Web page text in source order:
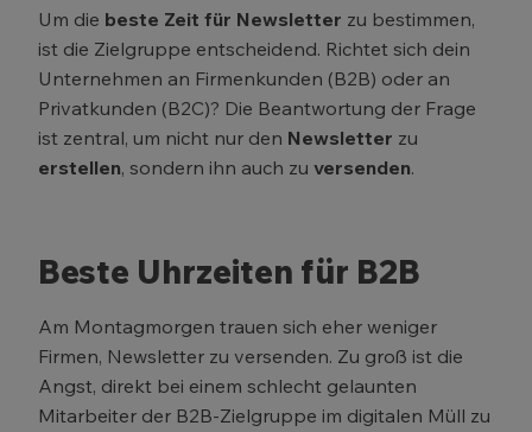
Um die beste Zeit für Newsletter zu bestimmen,
ist die Zielgruppe entscheidend. Richtet sich dein
Unternehmen an Firmenkunden (B2B) oder an
Privatkunden (B2C)? Die Beantwortung der Frage
ist zentral, um nicht nur den Newsletter zu
erstellen, sondern ihn auch zu versenden.
Beste Uhrzeiten für B2B
Am Montagmorgen trauen sich eher weniger
Firmen, Newsletter zu versenden. Zu groß ist die
Angst, direkt bei einem schlecht gelaunten
Mitarbeiter der B2B-Zielgruppe im digitalen Müll zu